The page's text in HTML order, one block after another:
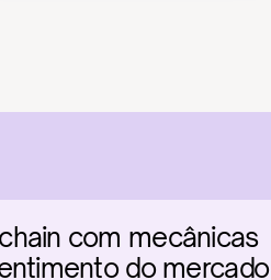
com mecânicas
do mercado